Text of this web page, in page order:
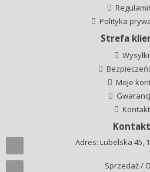
Polityka
Strefa
Wysyłki
Moje
Kontakt
Kontakt
Adres: Lubelska 45,
Sprzedaż /